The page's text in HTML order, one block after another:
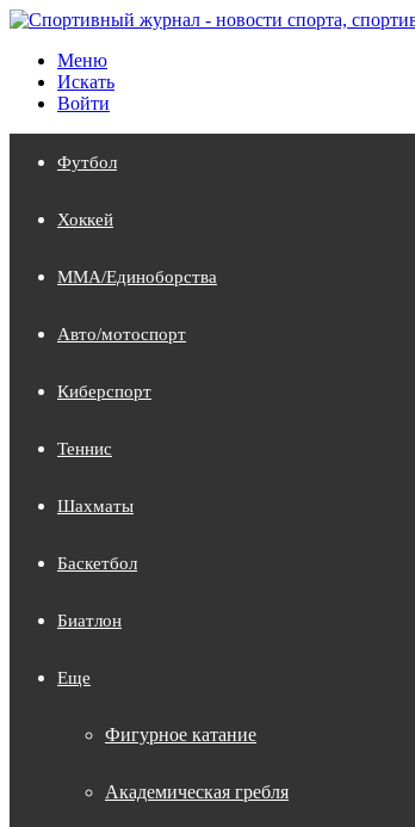
Меню
Искать
Войти
Футбол
Хоккей
MMA/Единоборства
Авто/мотоспорт
Киберспорт
Теннис
Шахматы
Баскетбол
Биатлон
Еще
Фигурное катание
Академическая гребля